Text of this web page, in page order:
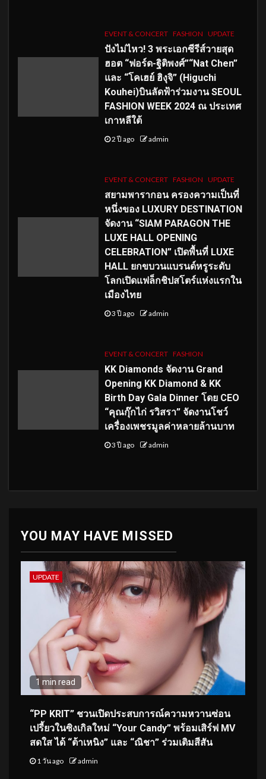
EVENT & CONCERT FASHION UPDATE
ปังไม่ไหว! 3 พระเอกซีรีส์วายสุด
ฮอต “ฟอร์ด-ฐิติพงศ์”“Nat Chen”
และ “โคเฮย์ ฮิงุจิ” (Higuchi
Kouhei)บินลัดฟ้าร่วมงาน SEOUL
FASHION WEEK 2024 ณ ประเทศ
เกาหลีใต้
2 ปี ago admin
EVENT & CONCERT FASHION UPDATE
สยามพารากอน ครองความเป็นที่
หนึ่งของ LUXURY DESTINATION
จัดงาน “SIAM PARAGON THE
LUXE HALL OPENING
CELEBRATION” เปิดพื้นที่ LUXE
HALL ยกขบวนแบรนด์หรูระดับ
โลกเปิดแฟล็กชิปสโตร์แห่งแรกใน
เมืองไทย
3 ปี ago admin
EVENT & CONCERT FASHION
KK Diamonds จัดงาน Grand
Opening KK Diamond & KK
Birth Day Gala Dinner โดย CEO
“คุณกุ๊กไก่ รวิสรา” จัดงานโชว์
เครื่องเพชรมูลค่าหลายล้านบาท
3 ปี ago admin
YOU MAY HAVE MISSED
UPDATE
1 min read
“PP KRIT” ชวนเปิดประสบการณ์ความหวานซ่อน
เปรี้ยวในซิงเกิลใหม่ “Your Candy” พร้อมเสิร์ฟ MV
สดใส ได้ “ต้าเหนิง” และ “ณิชา” ร่วมเติมสีสัน
1 วัน ago admin